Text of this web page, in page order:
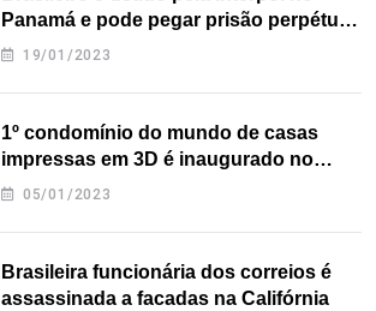
Panamá e pode pegar prisão perpétua
nos EUA
19/01/2023
1º condomínio do mundo de casas
impressas em 3D é inaugurado no
Texas
05/01/2023
Brasileira funcionária dos correios é
assassinada a facadas na Califórnia